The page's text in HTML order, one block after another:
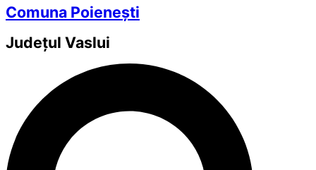
Comuna Poienești
Județul Vaslui